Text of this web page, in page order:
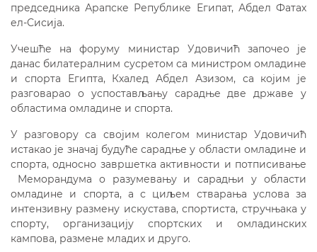
председника Арапске Републике Египат, Абдел Фатах
ел-Сисија.
Учешће на форуму министар Удовичић започео је
данас билатералним сусретом са министром омладине
и спорта Египта, Кхалед Абдел Азизом, са којим је
разговарао о успостављању сарадње две државе у
областима омладине и спорта.
У разговору са својим колегом министар Удовичић
истакао је значај будуће сарадње у области омладине и
спорта, односно завршетка активности и потписивање
Меморандума о разумевању и сарадњи у области
омладине и спорта, а с циљем стварања услова за
интензивну размену искустава, спортиста, стручњака у
спорту, oрганизацију спортских и омладинских
кампова, размене младих и друго.